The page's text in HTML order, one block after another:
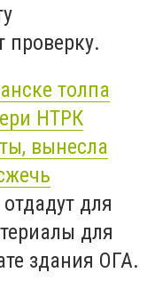
проверку.
толпа
НТРК
вынесла
для
для
здания ОГА.